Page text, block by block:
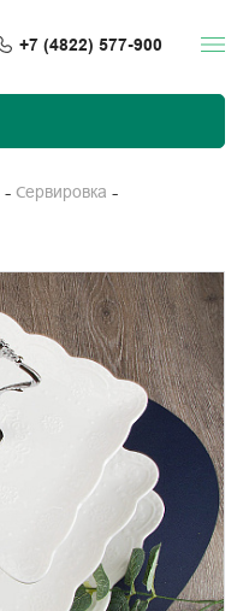
+7 (4822) 577-900
Сервировка